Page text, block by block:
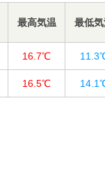
最高気温 最低
16.7℃
16.5℃